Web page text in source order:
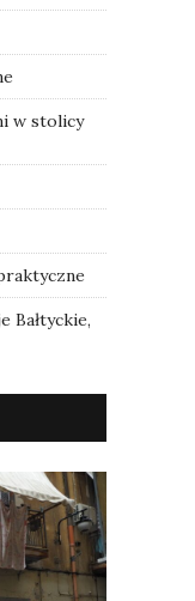
w stolicy
Bałtyckie,